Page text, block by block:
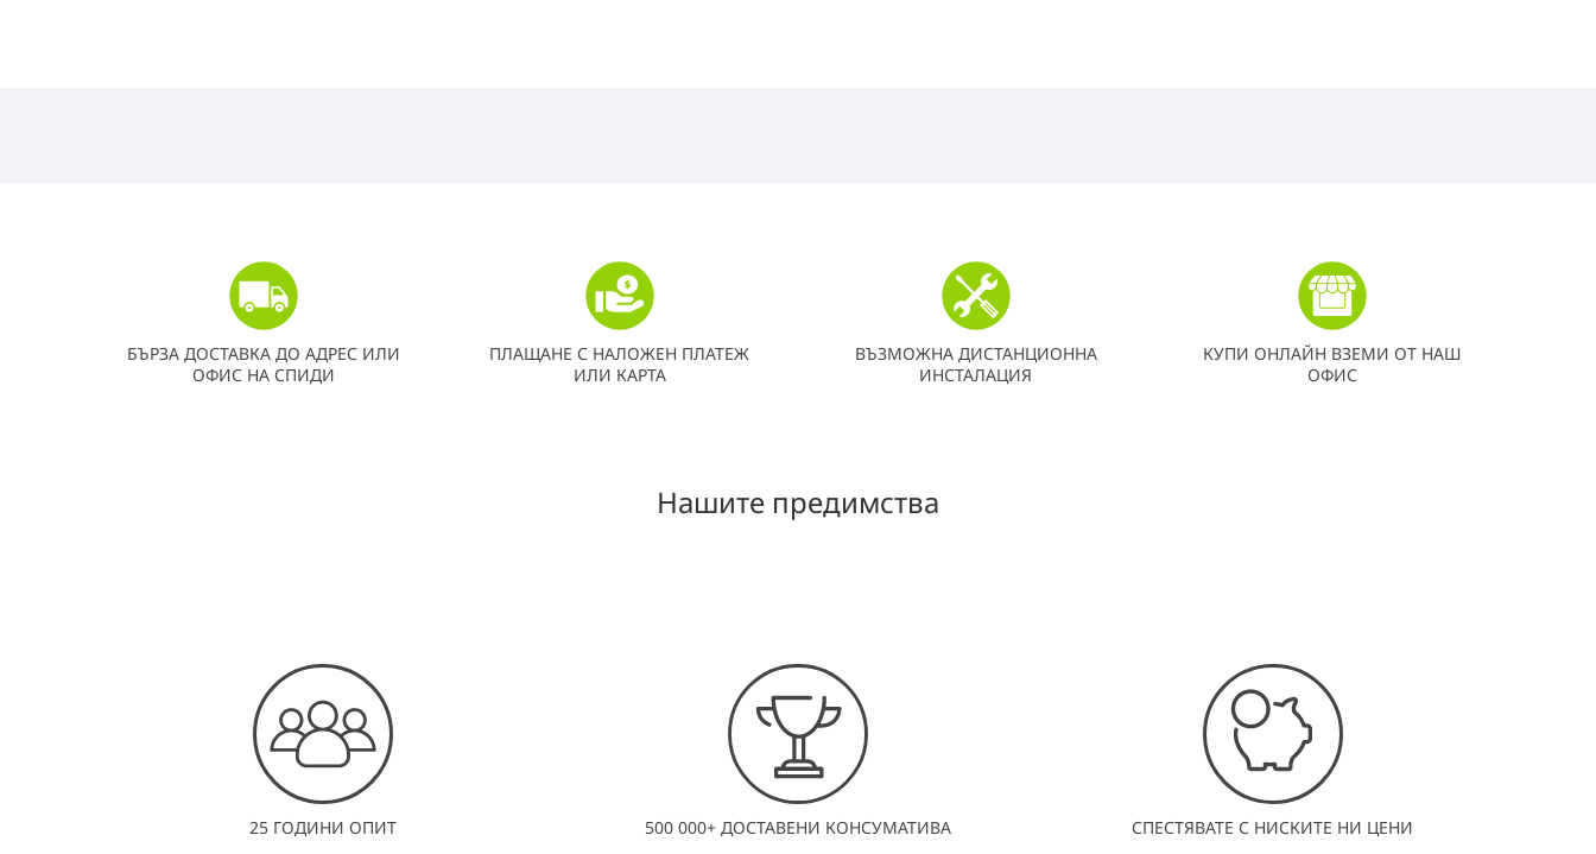
БЪРЗА ДОСТАВКА ДО АДРЕС ИЛИ
ОФИС НА СПИДИ
ПЛАЩАНЕ С НАЛОЖЕН ПЛАТЕЖ
ИЛИ КАРТА
ВЪЗМОЖНА ДИСТАНЦИОННА
ИНСТАЛАЦИЯ
КУПИ ОНЛАЙН ВЗЕМИ ОТ НАШ
ОФИС
Нашите предимства
25 ГОДИНИ ОПИТ 500 000+ ДОСТАВЕНИ КОНСУМАТИВА СПЕСТЯВАТЕ С НИСКИТЕ НИ ЦЕНИ